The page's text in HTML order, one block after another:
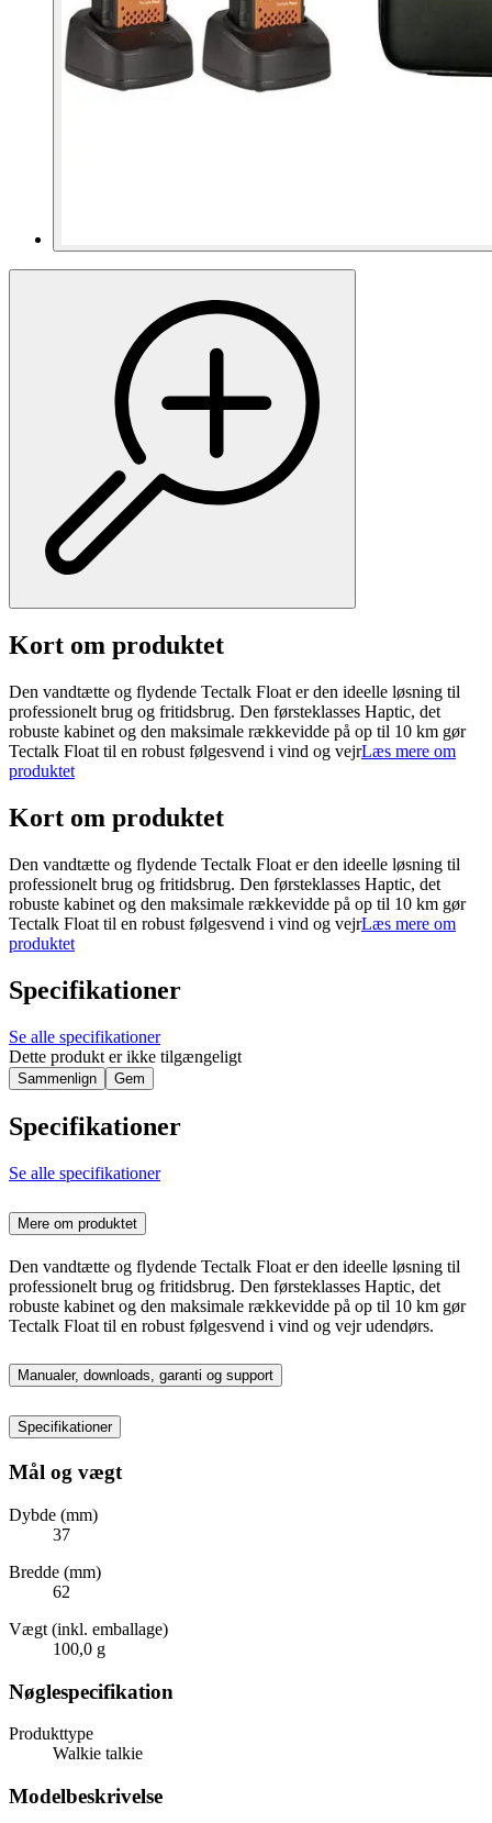
Kort om produktet
Den vandtætte og flydende Tectalk Float er den ideelle løsning til
professionelt brug og fritidsbrug. Den førsteklasses Haptic, det
robuste kabinet og den maksimale rækkevidde på op til 10 km gør
Tectalk Float til en robust følgesvend i vind og vejrLæs mere om
produktet
Kort om produktet
Den vandtætte og flydende Tectalk Float er den ideelle løsning til
professionelt brug og fritidsbrug. Den førsteklasses Haptic, det
robuste kabinet og den maksimale rækkevidde på op til 10 km gør
Tectalk Float til en robust følgesvend i vind og vejrLæs mere om
produktet
Specifikationer
Se alle specifikationer
Dette produkt er ikke tilgængeligt
Sammenlign Gem
Specifikationer
Se alle specifikationer
Mere om produktet
Den vandtætte og flydende Tectalk Float er den ideelle løsning til
professionelt brug og fritidsbrug. Den førsteklasses Haptic, det
robuste kabinet og den maksimale rækkevidde på op til 10 km gør
Tectalk Float til en robust følgesvend i vind og vejr udendørs.
Manualer, downloads, garanti og support
Specifikationer
Mål og vægt
Dybde (mm)
37
Bredde (mm)
62
Vægt (inkl. emballage)
100,0 g
Nøglespecifikation
Produkttype
Walkie talkie
Modelbeskrivelse